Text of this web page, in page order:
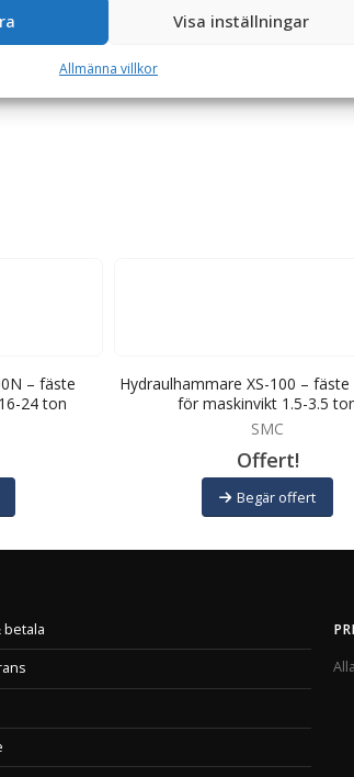
Visa inställningar
Allmänna villkor
med smörjning samt adapterplatta till
gas. Utrustningen är CE-märkt.
– fäste
24 ton
Hydraulhammare XS-100 – fäste
för maskinvikt 1.5-3.5
SMC
Offert!
Begär offert
betala